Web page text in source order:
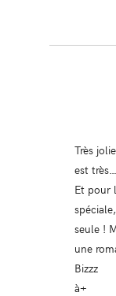
Très
est
Et pour
seule !
une
Bizzz
à+